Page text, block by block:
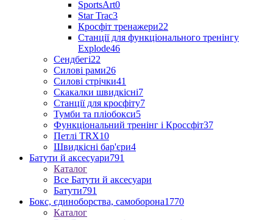
SportsArt0
Star Trac3
Кросфіт тренажери22
Станції для функціонального тренінгу
Explode46
Сендбегі22
Силові рами26
Силові стрічки41
Скакалки швидкісні7
Станції для кросфіту7
Тумби та пліобокси5
Функціональний тренінг і Кроссфіт37
Петлі TRX10
Швидкісні бар'єри4
Батути й аксесуари791
Каталог
Все Батути й аксесуари
Батути791
Бокс, єдиноборства, самоборона1770
Каталог